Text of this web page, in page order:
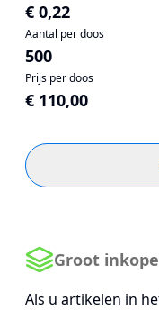
€ 0,22
Aantal per doos
500
Prijs per doos
€ 110,00
Groot
Als u artikelen in